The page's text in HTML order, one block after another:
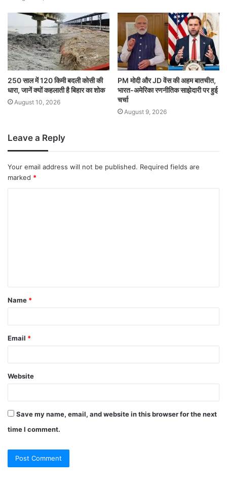
250 साल में 120 किमी बदली कोसी की
धारा, जानें क्यों कहलाती है बिहार का शोक
August 10, 2026
PM मोदी और JD वेंस की अहम बातचीत,
भारत-अमेरिका रणनीतिक साझेदारी पर हुई
चर्चा
August 9, 2026
Leave a Reply
Your email address will not be published. Required fields are
marked *
Name *
Email *
Website
Save my name, email, and website in this browser for the next
time I comment.